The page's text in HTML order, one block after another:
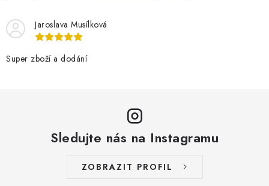
Jaroslava Musílková
Super zboží a dodání
Sledujte nás na Instagramu
ZOBRAZIT PROFIL